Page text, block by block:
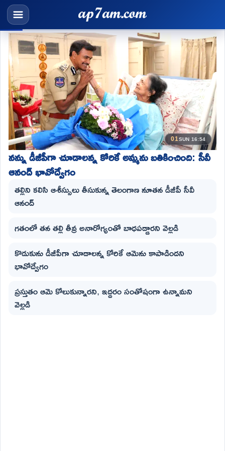
01SUN 16:54
నన్ను డీజీపీగా చూడాలన్న కోరికే అమ్మను బతికించింది: సీవీ
ఆనంద్ భావోద్వేగం
తల్లిని కలిసి ఆశీస్సులు తీసుకున్న తెలంగాణ నూతన డీజీపీ సీవీ
ఆనంద్
గతంలో తన తల్లి తీవ్ర అనారోగ్యంతో బాధపడ్డారని వెల్లడి
కొడుకును డీజీపీగా చూడాలన్న కోరికే ఆమెను కాపాడిందని
భావోద్వేగం
ప్రస్తుతం ఆమె కోలుకున్నారని, ఇద్దరం సంతోషంగా ఉన్నామని
వెల్లడి